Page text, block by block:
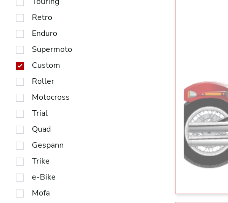
Retro
Enduro
Supermoto
Custom
Roller
Motocross
Trial
Quad
Gespann
Trike
e-Bike
Mofa